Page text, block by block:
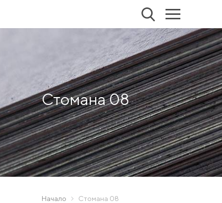
Стомана 08
Начало Стомана 08